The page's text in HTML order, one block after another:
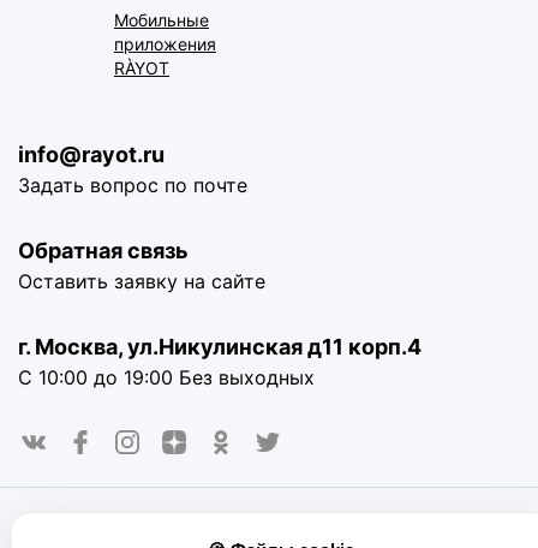
Мобильные
приложения
RÀYOT
info@rayot.ru
Задать вопрос по почте
Обратная связь
Оставить заявку на сайте
г. Москва, ул.Никулинская д11 корп.4
С 10:00 до 19:00 Без выходных